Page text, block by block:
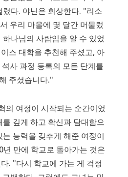
다. 야닌은 회상한다. "리소
우리 마을에 몇 달간 머물렀
나님의 사람임을 알 수 있었
스 대학을 추천해 주셨고, 아
사 과정 등록의 모든 단계를
주셨습니다."
의 여정이 시작되는 순간이었
깊게 하고 확신과 담대함으
능력을 갖추게 해준 여정이
년 만에 학교로 돌아가는 것은
. "다시 학교에 가는 게 걱정